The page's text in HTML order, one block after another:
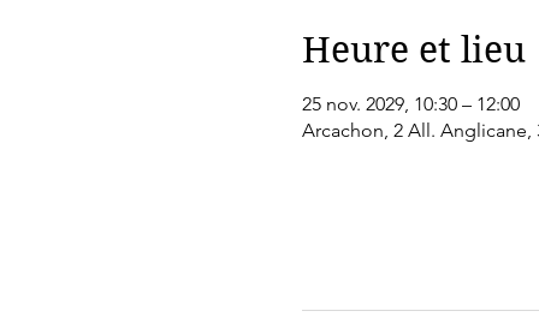
Heure et lieu
25 nov. 2029, 10:30 – 12:00
Arcachon, 2 All. Anglicane,